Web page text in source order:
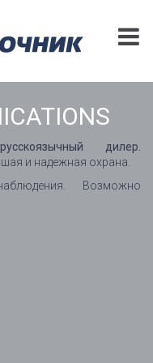
дилер.
и надежная охрана.
Возможно